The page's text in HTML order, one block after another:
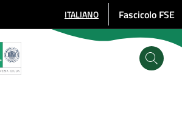
SELEZIONE LINGUA: LINGUA
ITALIANO Fascicolo FSE